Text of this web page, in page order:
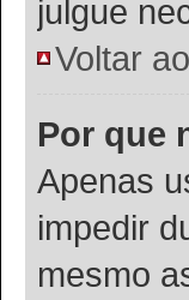
julgue
Voltar
Por que
Apenas
impedir
mesmo